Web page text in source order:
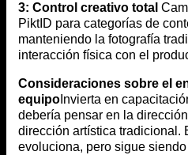
3: Control creativo total
PiktID para categorías de
manteniendo la fotografía
interacción física con el
Consideraciones sobre el
equipo Invierta en
debería pensar en la
dirección artística tradicional.
evoluciona, pero sigue